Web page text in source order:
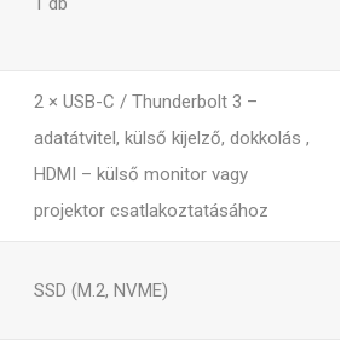
2 × USB-C / Thunderbolt 3 –
adatátvitel, külső kijelző, dokkolás ,
HDMI – külső monitor vagy
projektor csatlakoztatásához
SSD (M.2, NVME)